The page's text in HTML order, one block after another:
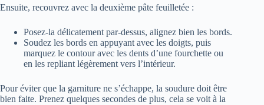
Ensuite, recouvrez avec la deuxième pâte feuilletée :
Posez-la délicatement par-dessus, alignez bien les bords.
Soudez les bords en appuyant avec les doigts, puis
marquez le contour avec les dents d’une fourchette ou
en les repliant légèrement vers l’intérieur.
Pour éviter que la garniture ne s’échappe, la soudure doit être
bien faite. Prenez quelques secondes de plus, cela se voit à la